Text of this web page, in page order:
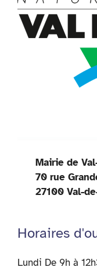
Mairie de
70 rue
27100 Val-
Horaires
Lundi De 9h à